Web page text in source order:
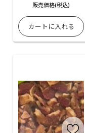
販売価格(税込)